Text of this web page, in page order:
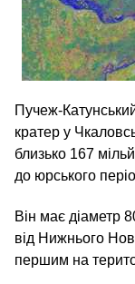
Пучеж-
кратер у
близько 167
до юрського
Він має діаметр
від Нижнього
першим на